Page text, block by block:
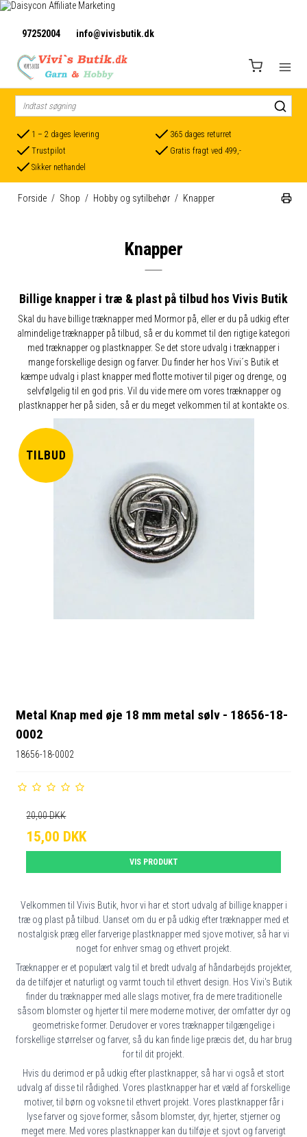
97252004 info@vivisbutik.dk
1 – 2 dages levering
365 dages returret
Trustpilot
Gratis fragt ved 499,-
Sikker nethandel
Forside / Shop / Hobby og sytilbehør / Knapper
Knapper
Billige knapper i træ & plast på tilbud hos Vivis Butik
Skal du have billige træknapper med Mormor på, eller er du på udkig efter
almindelige træknapper på tilbud, så er du kommet til den rigtige kategori
med træknapper og plastknapper. Se det store udvalg i træknapper i
mange forskellige design og farver. Du finder her hos Vivi´s Butik et
kæmpe udvalg i plast knapper med flotte motiver til piger og drenge, og
selvfølgelig til en god pris. Vil du vide mere om vores træknapper og
plastknapper her på siden, så er du meget velkommen til at kontakte os.
TILBUD
Metal Knap med øje 18 mm metal sølv - 18656-18-
0002
18656-18-0002
20,00 DKK
15,00 DKK
VIS PRODUKT
Velkommen til Vivis Butik, hvor vi har et stort udvalg af billige knapper i
træ og plast på tilbud. Uanset om du er på udkig efter træknapper med et
nostalgisk præg eller farverige plastknapper med sjove motiver, så har vi
noget for enhver smag og ethvert projekt.
Træknapper er et populært valg til et bredt udvalg af håndarbejds projekter,
da de tilføjer et naturligt og varmt touch til ethvert design. Hos Vivi's Butik
finder du træknapper med alle slags motiver, fra de mere traditionelle
såsom blomster og hjerter til mere moderne motiver, der omfatter dyr og
geometriske former. Derudover er vores træknapper tilgængelige i
forskellige størrelser og farver, så du kan finde lige præcis det, du har brug
for til dit projekt.
Hvis du derimod er på udkig efter plastknapper, så har vi også et stort
udvalg af disse til rådighed. Vores plastknapper har et væld af forskellige
motiver, til børn og voksne til ethvert projekt. Vores plastknapper får i
lyse farver og sjove former, såsom blomster, dyr, hjerter, stjerner og
meget mere. Med vores plastknapper kan du tilføje et sjovt og farverigt